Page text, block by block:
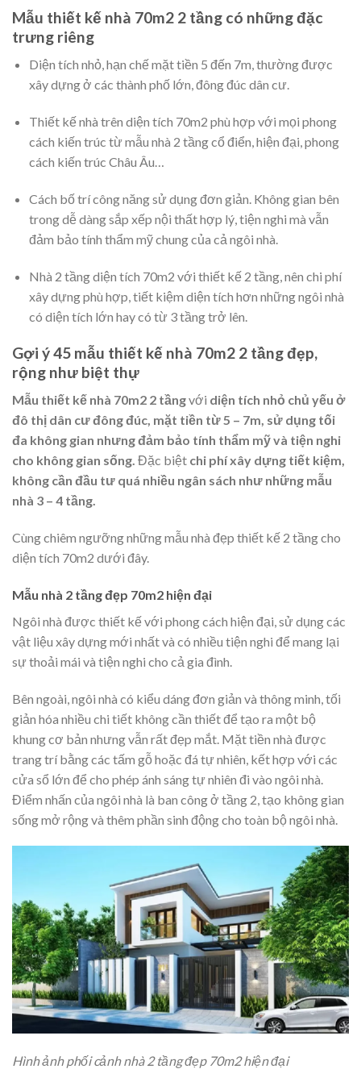
Mẫu thiết kế nhà 70m2 2 tầng có những đặc
trưng riêng
Diện tích nhỏ, hạn chế mặt tiền 5 đến 7m, thường được
xây dựng ở các thành phố lớn, đông đúc dân cư.
Thiết kế nhà trên diện tích 70m2 phù hợp với mọi phong
cách kiến trúc từ mẫu nhà 2 tầng cổ điển, hiện đại, phong
cách kiến trúc Châu Âu…
Cách bố trí công năng sử dụng đơn giản. Không gian bên
trong dễ dàng sắp xếp nội thất hợp lý, tiện nghi mà vẫn
đảm bảo tính thẩm mỹ chung của cả ngôi nhà.
Nhà 2 tầng diện tích 70m2 với thiết kế 2 tầng, nên chi phí
xây dựng phù hợp, tiết kiệm diện tích hơn những ngôi nhà
có diện tích lớn hay có từ 3 tầng trở lên.
Gợi ý 45 mẫu thiết kế nhà 70m2 2 tầng đẹp,
rộng như biệt thự
Mẫu thiết kế nhà 70m2 2 tầngvới diện tích nhỏ chủ yếu ở
đô thị dân cư đông đúc, mặt tiền từ 5 – 7m, sử dụng tối
đa không gian nhưng đảm bảo tính thẩm mỹ và tiện nghi
cho không gian sống. Đặc biệt chi phí xây dựng tiết kiệm,
không cần đầu tư quá nhiều ngân sách như những mẫu
nhà 3 – 4 tầng.
Cùng chiêm ngưỡng những mẫu nhà đẹp thiết kế 2 tầng cho
diện tích 70m2 dưới đây.
Mẫu nhà 2 tầng đẹp 70m2 hiện đại
Ngôi nhà được thiết kế với phong cách hiện đại, sử dụng các
vật liệu xây dựng mới nhất và có nhiều tiện nghi để mang lại
sự thoải mái và tiện nghi cho cả gia đình.
Bên ngoài, ngôi nhà có kiểu dáng đơn giản và thông minh, tối
giản hóa nhiều chi tiết không cần thiết để tạo ra một bộ
khung cơ bản nhưng vẫn rất đẹp mắt. Mặt tiền nhà được
trang trí bằng các tấm gỗ hoặc đá tự nhiên, kết hợp với các
cửa sổ lớn để cho phép ánh sáng tự nhiên đi vào ngôi nhà.
Điểm nhấn của ngôi nhà là ban công ở tầng 2, tạo không gian
sống mở rộng và thêm phần sinh động cho toàn bộ ngôi nhà.
Hình ảnh phối cảnh nhà 2 tầng đẹp 70m2 hiện đại